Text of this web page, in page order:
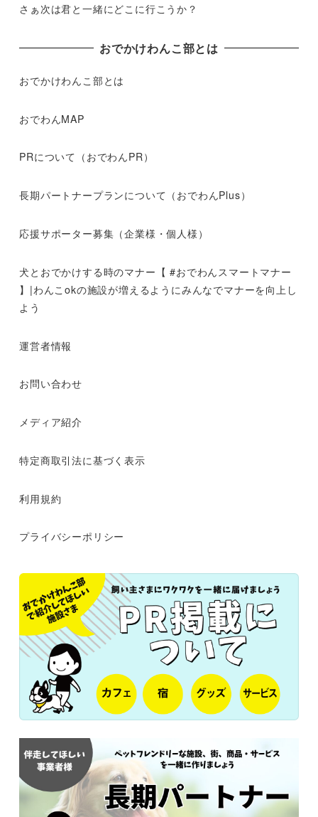
さぁ次は君と一緒にどこに行こうか？
おでかけわんこ部とは
おでかけわんこ部とは
おでわんMAP
PRについて（おでわんPR）
長期パートナープランについて（おでわんPlus）
応援サポーター募集（企業様・個人様）
犬とおでかけする時のマナー【 #おでわんスマートマナー
】|わんこokの施設が増えるようにみんなでマナーを向上し
よう
運営者情報
お問い合わせ
メディア紹介
特定商取引法に基づく表示
利用規約
プライバシーポリシー